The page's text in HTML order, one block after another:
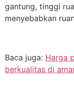
gantung, tinggi
menyebabkan
Baca juga: Harga
berkualitas di